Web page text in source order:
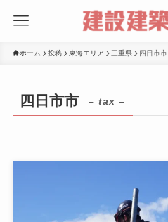
ホーム 投稿 東海エリア 三重県 四日市市
四日市市 – tax –